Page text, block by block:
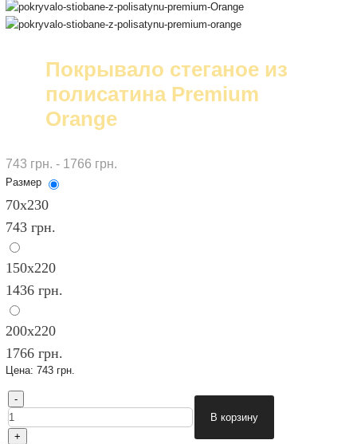
Покрывало стеганое из
полисатина Premium
Orange
743 грн. - 1766 грн.
Размер
70х230
743 грн.
150х220
1436 грн.
200х220
1766 грн.
Цена: 743 грн.